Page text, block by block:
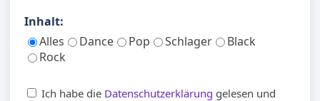
Inhalt:
Alles
Dance Pop Schlager
Black
Rock
Ich habe die Datenschutzerklärung gelesen und